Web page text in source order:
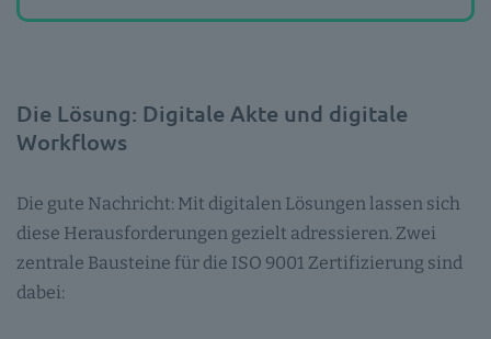
Die Lösung: Digitale Akte und digitale
Workflows
Die gute Nachricht: Mit digitalen Lösungen lassen sich
diese Herausforderungen gezielt adressieren. Zwei
zentrale Bausteine für die ISO 9001 Zertifizierung sind
dabei: